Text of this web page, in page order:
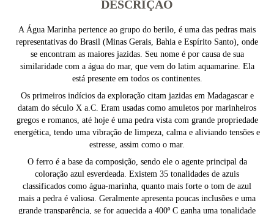
DESCRIÇÃO
A Água Marinha pertence ao grupo do berilo, é uma das pedras mais
representativas do Brasil (Minas Gerais, Bahia e Espírito Santo), onde
se encontram as maiores jazidas. Seu nome é por causa de sua
similaridade com a água do mar, que vem do latim aquamarine. Ela
está presente em todos os continentes.
Os primeiros indícios da exploração citam jazidas em Madagascar e
datam do século X a.C. Eram usadas como amuletos por marinheiros
gregos e romanos, até hoje é uma pedra vista com grande propriedade
energética, tendo uma vibração de limpeza, calma e aliviando tensões e
estresse, assim como o mar.
O ferro é a base da composição, sendo ele o agente principal da
coloração azul esverdeada. Existem 35 tonalidades de azuis
classificados como água-marinha, quanto mais forte o tom de azul
mais a pedra é valiosa. Geralmente apresenta poucas inclusões e uma
grande transparência, se for aquecida a 400º C ganha uma tonalidade